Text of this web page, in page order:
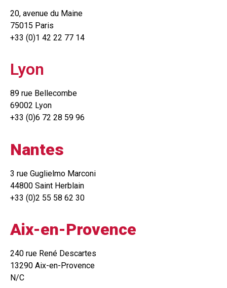
20, avenue du Maine
75015 Paris
+33 (0)1 42 22 77 14
Lyon
89 rue Bellecombe
69002 Lyon
+33 (0)6 72 28 59 96
Nantes
3 rue Guglielmo Marconi
44800 Saint Herblain
+33 (0)2 55 58 62 30
Aix-en-Provence
240 rue René Descartes
13290 Aix-en-Provence
N/C